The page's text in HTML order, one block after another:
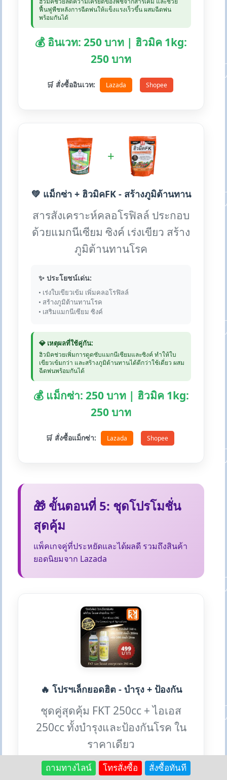
ฟื้นฟูพืชหลังการฉีดพ่นให้แข็งแรงเร็วขึ้น ผสมฉีดพ่น
พร้อมกันได้
💰 อินเวท: 250 บาท | ฮิวมิค 1kg:
250 บาท
🛒 สั่งซื้ออินเวท: Lazada Shopee
+
💚 แม็กซ่า + ฮิวมิคFK - สร้างภูมิต้านทาน
สารสังเคราะห์คลอโรฟิลล์ ประกอบ
ด้วยแมกนีเซียม ซิงค์ เร่งเขียว สร้าง
ภูมิต้านทานโรค
✨ ประโยชน์เด่น:
• เร่งใบเขียวเข้ม เพิ่มคลอโรฟิลล์
• สร้างภูมิต้านทานโรค
• เสริมแมกนีเซียม ซิงค์
💎 เหตุผลที่ใช้คู่กัน:
ฮิวมิคช่วยเพิ่มการดูดซับแมกนีเซียมและซิงค์ ทำให้ใบ
เขียวเข้มกว่า และสร้างภูมิต้านทานได้ดีกว่าใช้เดี่ยว ผสม
ฉีดพ่นพร้อมกันได้
💰 แม็กซ่า: 250 บาท | ฮิวมิค 1kg:
250 บาท
🛒 สั่งซื้อแม็กซ่า: Lazada Shopee
🎁 ขั้นตอนที่ 5: ชุดโปรโมชั่น
สุดคุ้ม
แพ็คเกจคู่ที่ประหยัดและได้ผลดี รวมถึงสินค้า
ยอดนิยมจาก Lazada
🔥 โปรฯเล็กยอดฮิต - บำรุง + ป้องกัน
ชุดคู่สุดคุ้ม FKT 250cc + ไอเอส
250cc ทั้งบำรุงและป้องกันโรค ใน
ราคาเดียว
✨ ได้ 2 ประโยชน์:
ถามทางไลน์ โทรสั่งซื้อ สั่งซื้อทันที